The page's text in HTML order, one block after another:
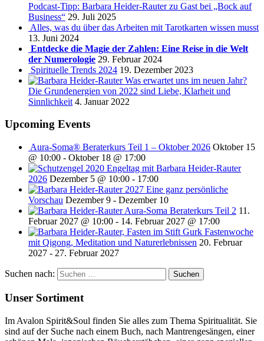
Podcast-Tipp: Barbara Heider-Rauter zu Gast bei „Bock auf
Business“ 29. Juli 2025
Alles, was du über das Arbeiten mit Tarotkarten wissen musst
13. Juni 2024
Entdecke die Magie der Zahlen: Eine Reise in die Welt
der Numerologie 29. Februar 2024
Spirituelle Trends 2024 19. Dezember 2023
Was erwartet uns im neuen Jahr?
Die Grundenergien von 2022 sind Liebe, Klarheit und
Sinnlichkeit 4. Januar 2022
Upcoming Events
Aura-Soma® Beraterkurs Teil 1 – Oktober 2026 Oktober 15
@ 10:00 - Oktober 18 @ 17:00
Engeltag mit Barbara Heider-Rauter
2026 Dezember 5 @ 10:00 - 17:00
2027 Eine ganz persönliche
Vorschau Dezember 9 - Dezember 10
Aura-Soma Beraterkurs Teil 2 11.
Februar 2027 @ 10:00 - 14. Februar 2027 @ 17:00
Fastenwoche
mit Qigong, Meditation und Naturerlebnissen 20. Februar
2027 - 27. Februar 2027
Suchen nach:
Unser Sortiment
Im Avalon Spirit&Soul finden Sie alles zum Thema Spiritualität. Sie
sind auf der Suche nach einem Buch, nach Mantrengesängen, einer